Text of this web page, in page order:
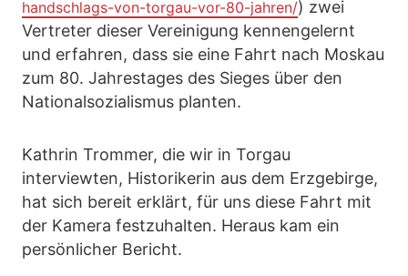
handschlags-von-torgau-vor-80-jahren/) zwei
Vertreter dieser Vereinigung kennengelernt
und erfahren, dass sie eine Fahrt nach Moskau
zum 80. Jahrestages des Sieges über den
Nationalsozialismus planten.
Kathrin Trommer, die wir in Torgau
interviewten, Historikerin aus dem Erzgebirge,
hat sich bereit erklärt, für uns diese Fahrt mit
der Kamera festzuhalten. Heraus kam ein
persönlicher Bericht.